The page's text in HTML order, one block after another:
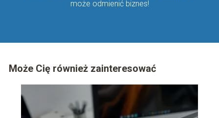
może odmienić biznes!
Może Cię również zainteresować